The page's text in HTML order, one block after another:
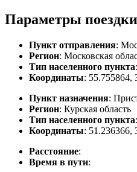
Параметры
Пункт отправления:
Регион: Московская
Тип населенного пункта:
Координаты: 55.755864,
Пункт назначения:
Регион: Курская область
Тип населенного пункта
Координаты: 51.236366,
Расстояние:
Время в пути: